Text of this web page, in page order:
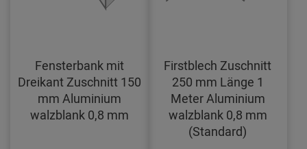
Fensterbank mit
Dreikant Zuschnitt 150
mm Aluminium
walzblank 0,8 mm
Firstblech Zuschnitt
250 mm Länge 1
Meter Aluminium
walzblank 0,8 mm
(Standard)